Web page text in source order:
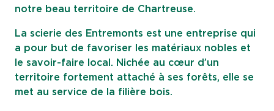
notre beau territoire de Chartreuse.
La scierie des Entremonts est une entreprise qui
a pour but de favoriser les matériaux nobles et
le savoir-faire local. Nichée au cœur d’un
territoire fortement attaché à ses forêts, elle se
met au service de la filière bois.